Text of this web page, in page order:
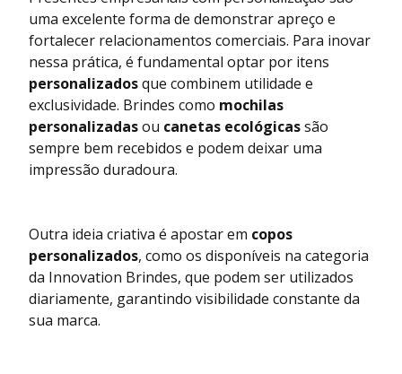
uma excelente forma de demonstrar apreço e
fortalecer relacionamentos comerciais. Para inovar
nessa prática, é fundamental optar por itens
personalizadosque combinem utilidade e
exclusividade. Brindes como mochilas
personalizadasou canetas ecológicassão
sempre bem recebidos e podem deixar uma
impressão duradoura.
Outra ideia criativa é apostar em copos
personalizados, como os disponíveis na categoria
da Innovation Brindes, que podem ser utilizados
diariamente, garantindo visibilidade constante da
sua marca.